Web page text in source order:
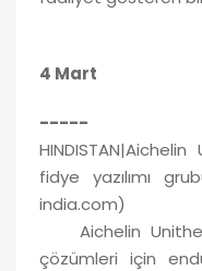
4 Mart
-----
fidye yazılımı
india.com)
Aichelin
çözümleri için